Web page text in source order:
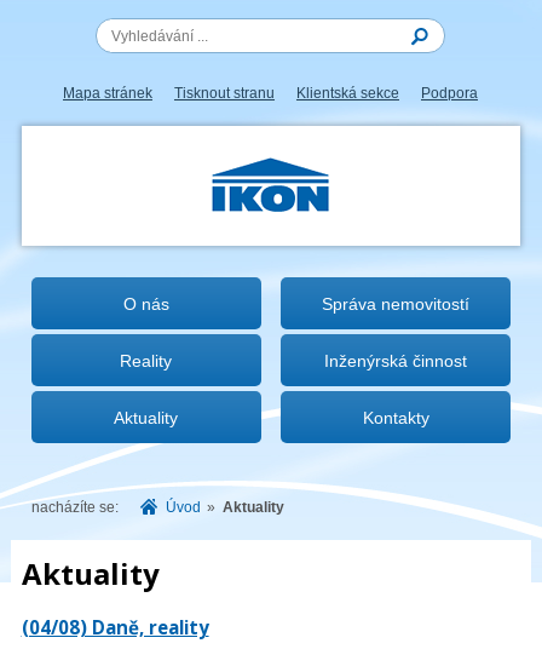
Mapa stránek Tisknout stranu Klientská sekce Podpora
IKON.CZ
O nás Správa nemovitostí
Reality Inženýrská činnost
Aktuality Kontakty
nacházíte se: Úvod » Aktuality
Aktuality
(04/08) Daně, reality